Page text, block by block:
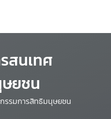
สนเทศ
ยชน
รรมการสิทธิมนุษยชน